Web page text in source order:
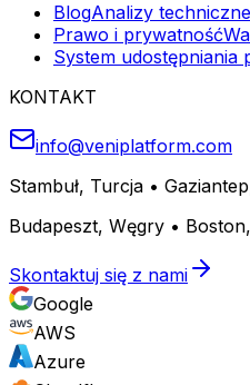
BlogAnalizy techniczne
Prawo i prywatność
System udostępniania
KONTAKT
info@veniplatform.com
Stambuł, Turcja •
Budapeszt, Węgry •
Skontaktuj się z nami
Google
AWS
Azure